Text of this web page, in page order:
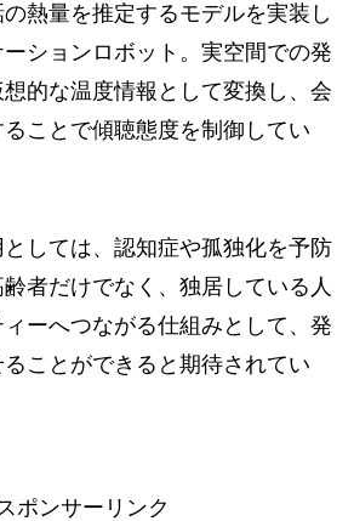
熱量を推定するモデルを実装し
ションロボット。実空間での発
的な温度情報として変換し、会
ことで傾聴態度を制御してい
しては、認知症や孤独化を予防
者だけでなく、独居している人
ーへつながる仕組みとして、発
ことができると期待されてい
スポンサーリンク